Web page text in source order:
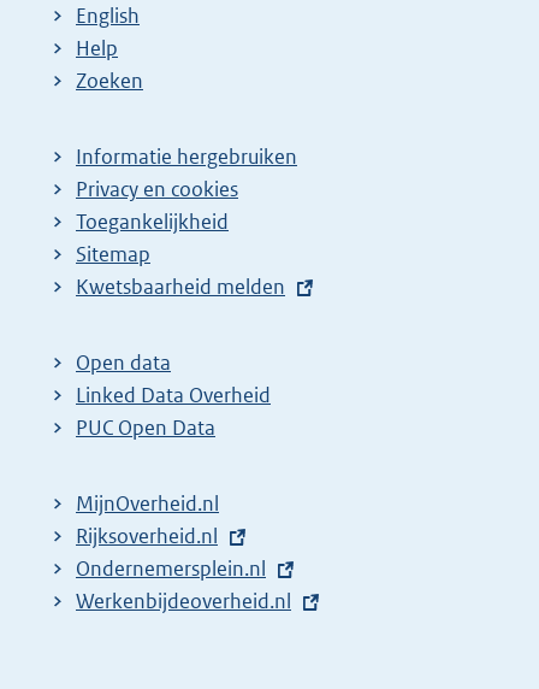
English
Help
Zoeken
Informatie hergebruiken
Privacy en cookies
Toegankelijkheid
Sitemap
E
t
e
r
l
i
n
k
Kwetsbaarheid melden
Open data
Linked Data Overheid
PUC Open Data
MijnOverheid.nl
E
x
t
Rijksoverheid.nl
E
x
Ondernemersplein.nl
E
Werkenbijdeoverheid.nl